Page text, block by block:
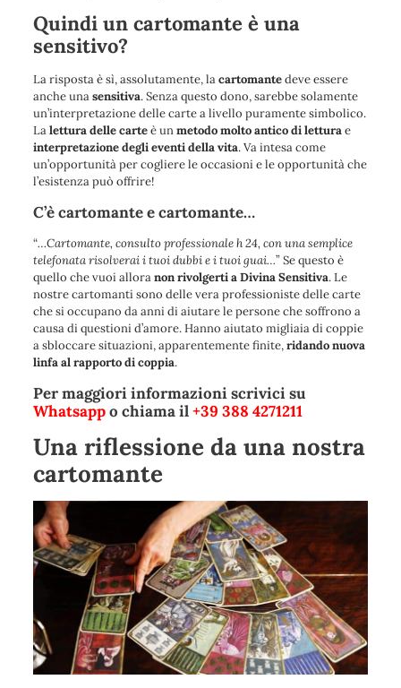
Quindi un cartomante è una
sensitivo?
La risposta è sì, assolutamente, lacartomantedeve essere
anche unasensitiva. Senza questo dono, sarebbe solamente
un’interpretazione delle carte a livello puramente simbolico.
Lalettura delle carteè unmetodo molto antico di letturae
interpretazione degli eventi della vita. Va intesa come
un’opportunità per cogliere le occasioni e le opportunità che
l’esistenza può offrire!
C’è cartomante e cartomante…
“…Cartomante, consulto professionale h 24, con una semplice
telefonata risolverai i tuoi dubbi e i tuoi guai…” Se questo è
quello che vuoi alloranon rivolgerti a Divina Sensitiva. Le
nostre cartomanti sono delle vera professioniste delle carte
che si occupano da anni di aiutare le persone che soffrono a
causa di questioni d’amore. Hanno aiutato migliaia di coppie
a sbloccare situazioni, apparentemente finite,ridando nuova
linfa al rapporto di coppia.
Per maggiori informazioni scrivici su
Whatsappo chiama il+39 388 4271211
Una riflessione da una nostra
cartomante